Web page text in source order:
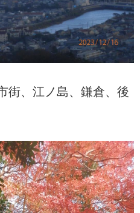
、江ノ島、鎌倉、後